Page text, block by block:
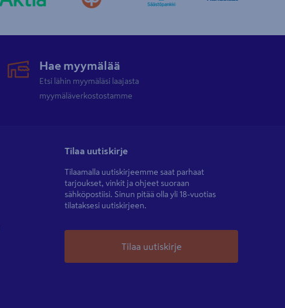
Hae myymälää
Etsi lähin myymäläsi laajasta
myymäläverkostostamme
Tilaa uutiskirje
Tilaamalla uutiskirjeemme saat parhaat
tarjoukset, vinkit ja ohjeet suoraan
sähköpostiisi. Sinun pitää olla yli 18-vuotias
tilataksesi uutiskirjeen.
Tilaa uutiskirje